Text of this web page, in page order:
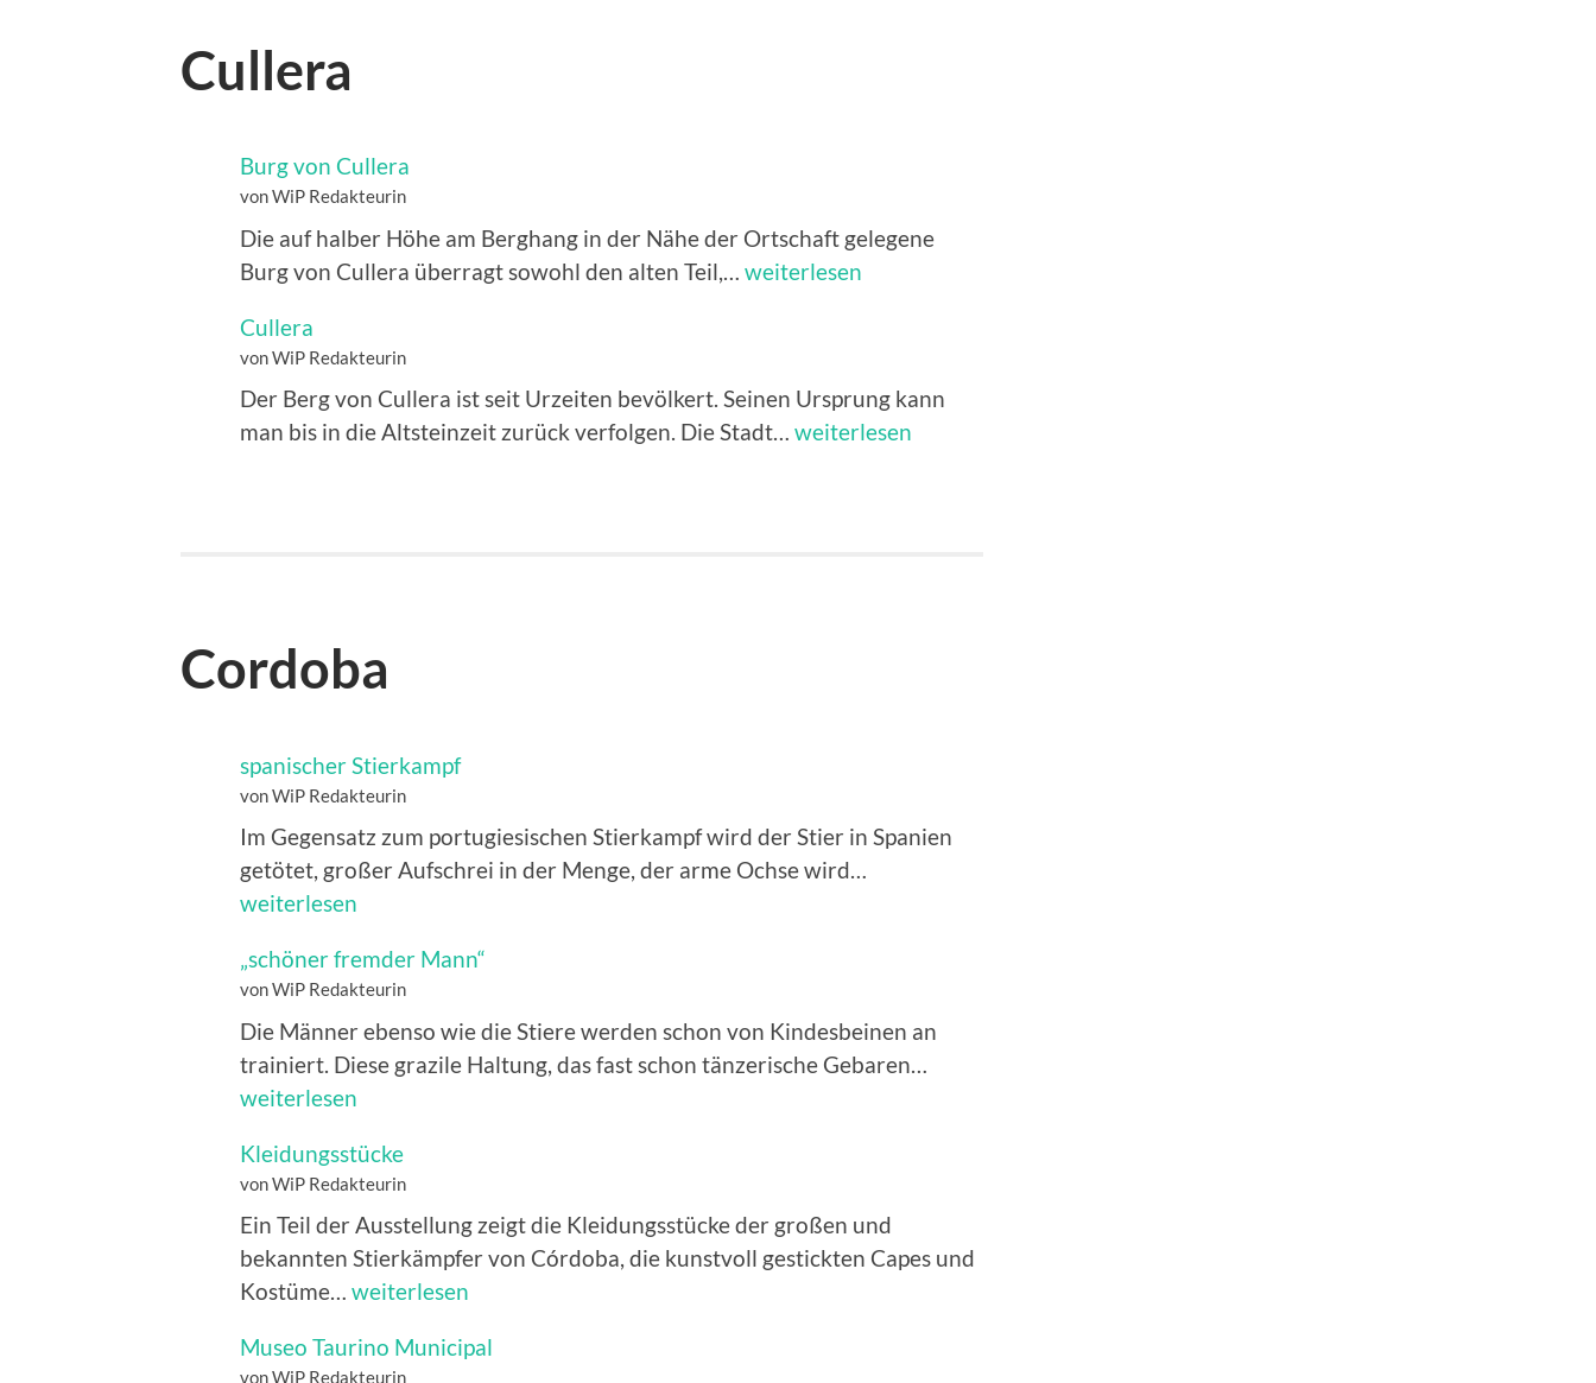
Cullera
Burg von Cullera
von WiP Redakteurin
Die auf halber Höhe am Berghang in der Nähe der Ortschaft gelegene
Burg von Cullera überragt sowohl den alten Teil,… Burg
weiterlesen
Cullera
von WiP Redakteurin
Der Berg von Cullera ist seit Urzeiten bevölkert. Seinen Ursprung kann
man bis in die Altsteinzeit zurück verfolgen. Die Stadt… Cullera
weiterlesen
Cordoba
spanischer Stierkampf
von WiP Redakteurin
Im Gegensatz zum portugiesischen Stierkampf wird der Stier in Spanien
getötet, großer Aufschrei in der Menge, der arme Ochse wird…
weiterlesen
„schöner fremder Mann“
von WiP Redakteurin
Die Männer ebenso wie die Stiere werden schon von Kindesbeinen an
trainiert. Diese grazile Haltung, das fast schon tänzerische Gebaren…
weiterlesen
Kleidungsstücke
von WiP Redakteurin
Ein Teil der Ausstellung zeigt die Kleidungsstücke der großen und
bekannten Stierkämpfer von Córdoba, die kunstvoll gestickten Capes und
Kostüme… Kleidungsstücke
weiterlesen
Museo Taurino Municipal
von WiP Redakteurin